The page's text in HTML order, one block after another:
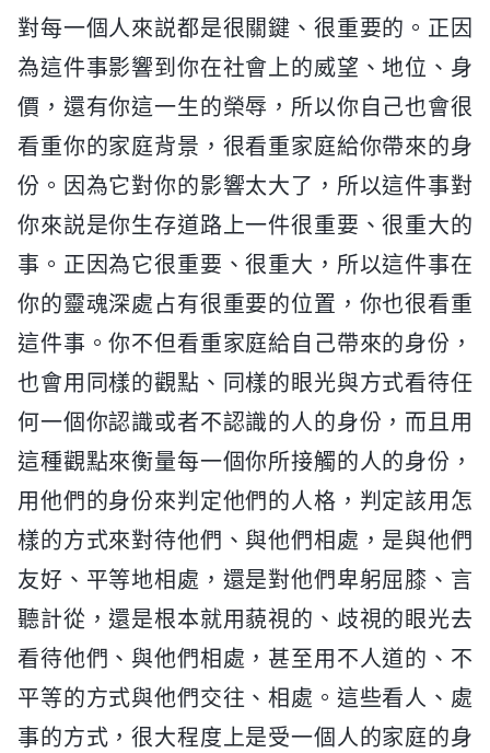
對每一個人來説都是很關鍵、很重要的。正因
為這件事影響到你在社會上的威望、地位、身
價，還有你這一生的榮辱，所以你自己也會很
看重你的家庭背景，很看重家庭給你帶來的身
份。因為它對你的影響太大了，所以這件事對
你來説是你生存道路上一件很重要、很重大的
事。正因為它很重要、很重大，所以這件事在
你的靈魂深處占有很重要的位置，你也很看重
這件事。你不但看重家庭給自己帶來的身份，
也會用同樣的觀點、同樣的眼光與方式看待任
何一個你認識或者不認識的人的身份，而且用
這種觀點來衡量每一個你所接觸的人的身份，
用他們的身份來判定他們的人格，判定該用怎
樣的方式來對待他們、與他們相處，是與他們
友好、平等地相處，還是對他們卑躬屈膝、言
聽計從，還是根本就用藐視的、歧視的眼光去
看待他們、與他們相處，甚至用不人道的、不
平等的方式與他們交往、相處。這些看人、處
事的方式，很大程度上是受一個人的家庭的身